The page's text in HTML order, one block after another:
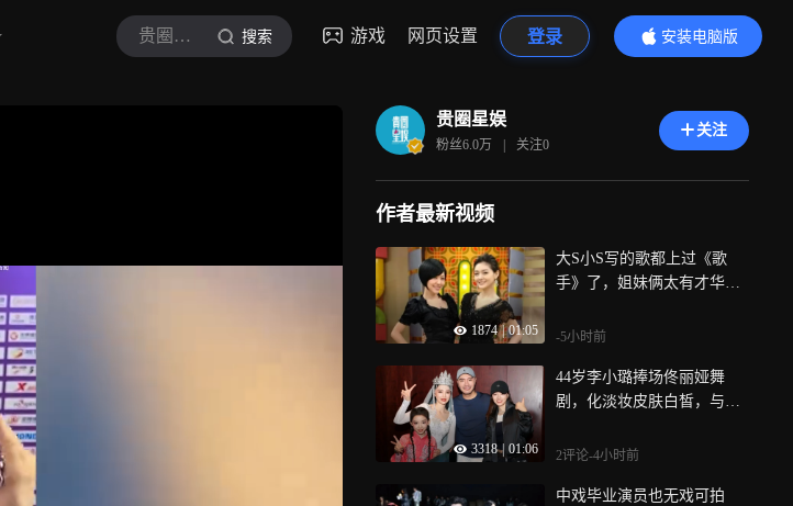
贵圈星娱 搜索 游戏 网页设置 登录
安装电脑版
内容更精彩
贵圈星娱
粉丝6.0万 | 关注0
关注
作者最新视频
1874 | 01:05
大S小S写的歌都上过《歌
手》了，姐妹俩太有才华，
-5小时前
3318 | 01:06
44岁李小璐捧场佟丽娅舞
剧，化淡妆皮肤白皙，与董
2评论-4小时前
中戏毕业演员也无戏可拍